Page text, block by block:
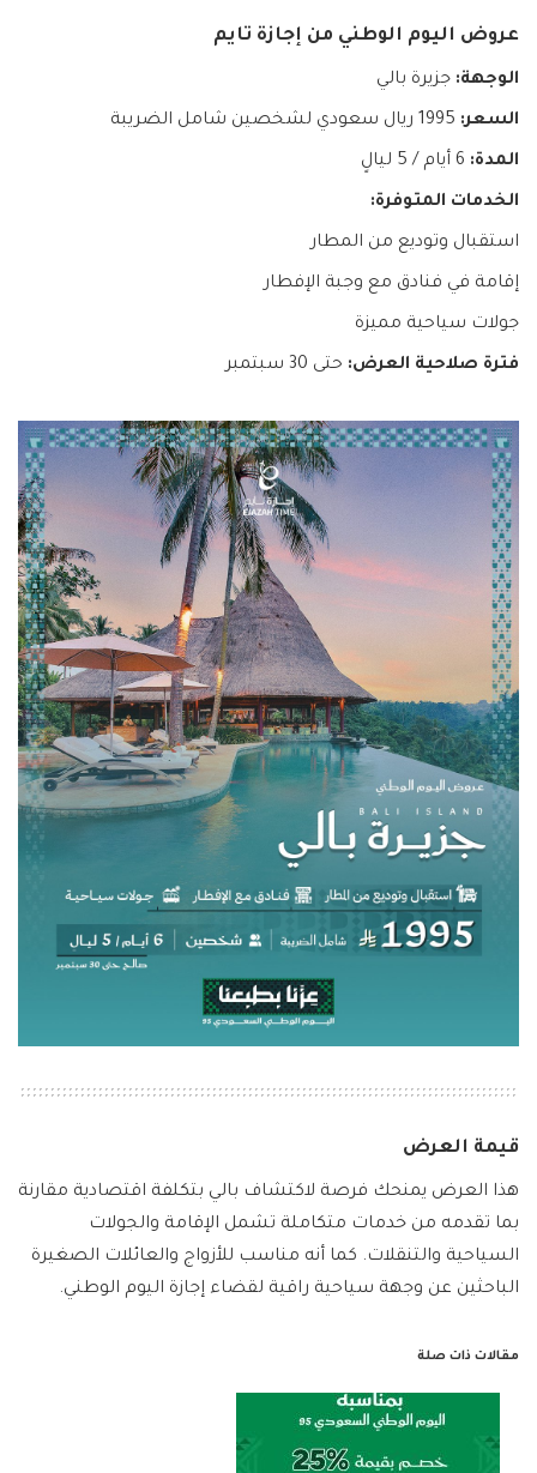
عروض اليوم الوطني من إجازة تايم
الوجهة: جزيرة بالي
السعر:
المدة:
الخدمات المتوفرة:
استقبال وتوديع من المطار
إقامة في فنادق مع وجبة الإفطار
جولات سياحية مميزة
فترة صلاحية العرض: حتى 30 سبتمبر
قيمة العرض
هذا العرض يمنحك فرصة لاكتشاف بالي بتكلفة اقتصادية مقارنة
بما تقدمه من خدمات متكاملة تشمل الإقامة والجولات
السياحية والتنقلات. كما أنه مناسب للأزواج والعائلات الصغيرة
الباحثين عن وجهة سياحية راقية لقضاء إجازة اليوم الوطني.
مقالات ذات صلة